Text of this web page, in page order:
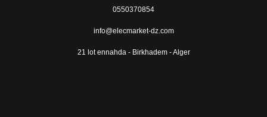
0550370854
info@elecmarket-dz.com
21 lot ennahda - Birkhadem - Alger